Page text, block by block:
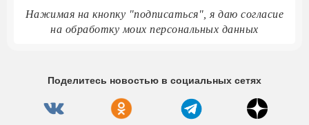
Нажимая на кнопку "подписаться", я даю согласие
на обработку моих персональных данных
Поделитесь новостью в социальных сетях